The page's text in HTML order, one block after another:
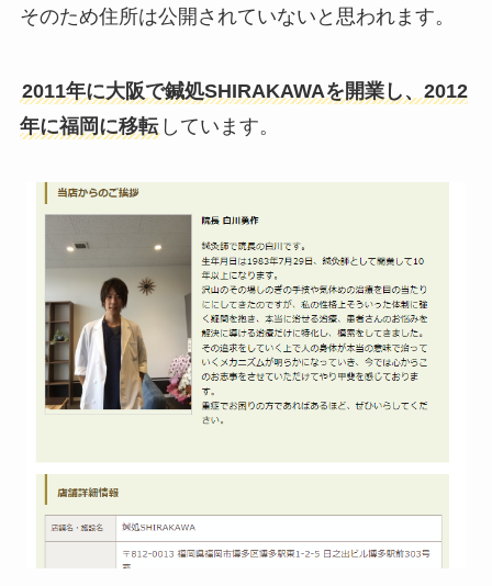
そのため住所は公開されていないと思われます。
2011年に大阪で鍼処SHIRAKAWAを開業し、2012
年に福岡に移転 しています。